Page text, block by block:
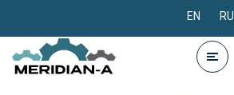
EN RU